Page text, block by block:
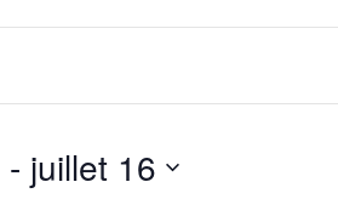
- juillet 16